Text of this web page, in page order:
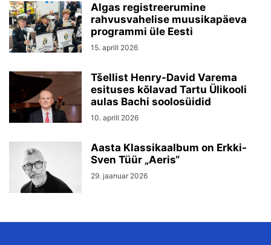
Algas registreerumine
rahvusvahelise muusikapäeva
programmi üle Eesti
15. aprill 2026
Tšellist Henry-David Varema
esituses kõlavad Tartu Ülikooli
aulas Bachi soolosüidid
10. aprill 2026
Aasta Klassikaalbum on Erkki-
Sven Tüür „Aeris“
29. jaanuar 2026